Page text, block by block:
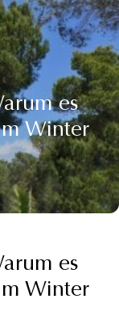
es
Winter
es
Winter